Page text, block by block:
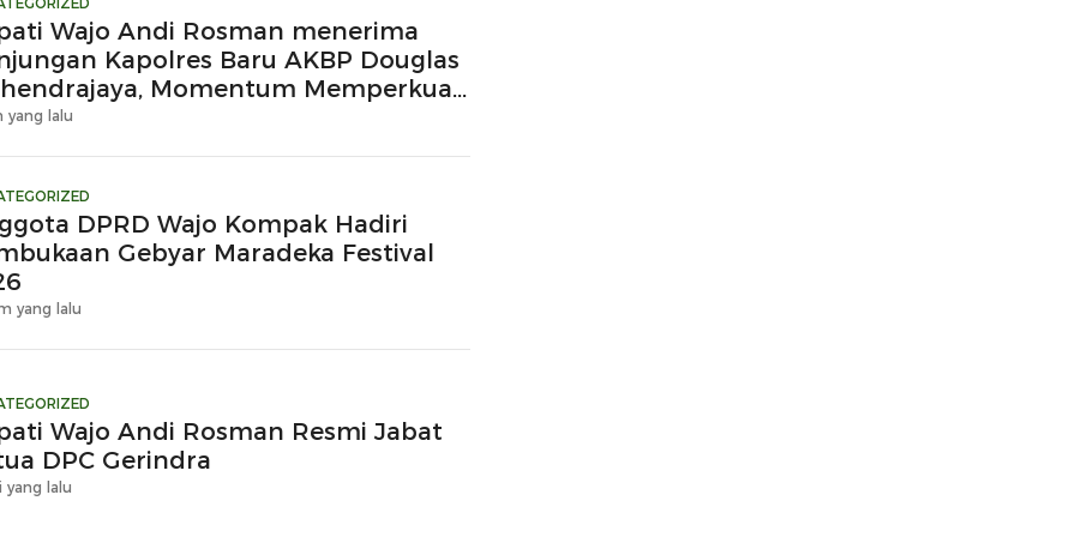
Wajo Andi Rosman menerima
Kapolres Baru AKBP Douglas
Momentum Memperkuat
yang lalu
DPRD Wajo Kompak Hadiri
Gebyar Maradeka Festival
yang lalu
Wajo Andi Rosman Resmi Jabat
DPC Gerindra
yang lalu